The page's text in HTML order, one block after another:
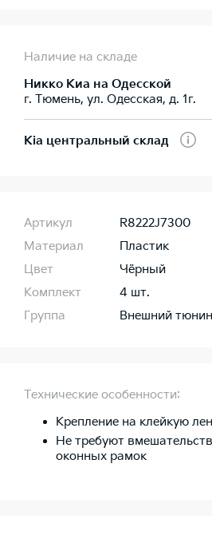
Наличие на складе
Никко Kиа на Одесской
г. Тюмень, ул. Одесская, д. 1г.
Kia центральный склад
Артикул
R8222J7300
Материал
Пластик
Цвет
Чёрный
Комплект
4 шт.
Группа
Внешний
Технические особенности:
Крепление на клейкую
Не требуют
оконных рамок